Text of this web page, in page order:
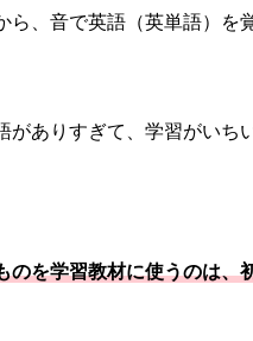
ら、音で英語（英単語）を
がありすぎて、学習がいち
のを学習教材に使うのは、